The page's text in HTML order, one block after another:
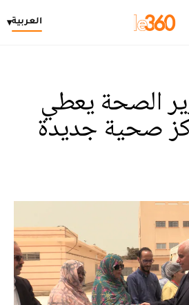
العربية▾
الصحة يعطي
صحية جديدة